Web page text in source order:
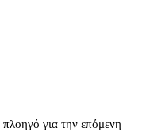
για την επόμενη